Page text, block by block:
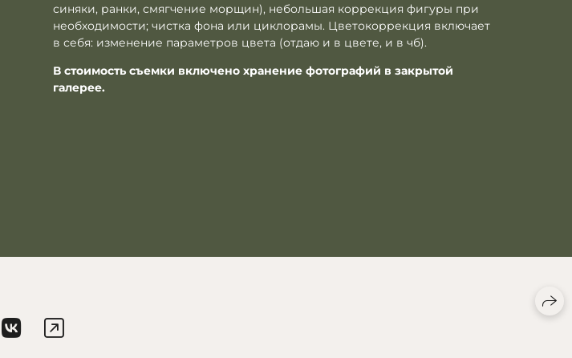
синяки, ранки, смягчение морщин), небольшая коррекция фигуры при
необходимости; чистка фона или циклорамы. Цветокоррекция включает
в себя: изменение параметров цвета (отдаю и в цвете, и в чб).
В стоимость съемки включено хранение фотографий в закрытой
галерее.